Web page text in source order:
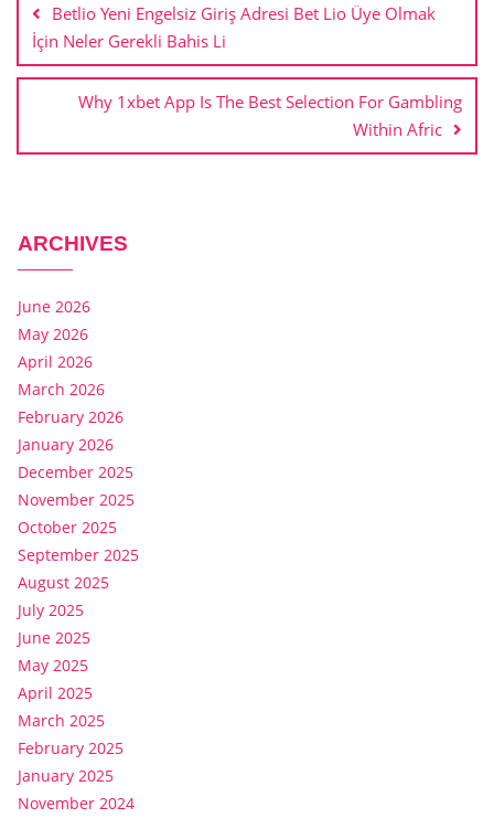
Betlio Yeni Engelsiz Giriş Adresi Bet Lio Üye Olmak
İçin Neler Gerekli Bahis Li
Why 1xbet App Is The Best Selection For Gambling
Within Afric
ARCHIVES
June 2026
May 2026
April 2026
March 2026
February 2026
January 2026
December 2025
November 2025
October 2025
September 2025
August 2025
July 2025
June 2025
May 2025
April 2025
March 2025
February 2025
January 2025
November 2024